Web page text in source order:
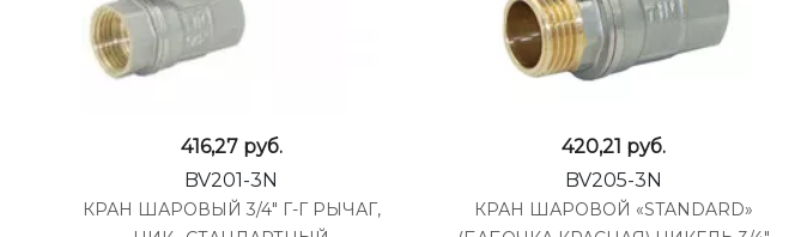
416,27 руб.
BV201-3N
КРАН ШАРОВЫЙ 3/4" Г-Г РЫЧАГ,
420,21 руб.
BV205-3N
КРАН ШАРОВОЙ «STANDARD»